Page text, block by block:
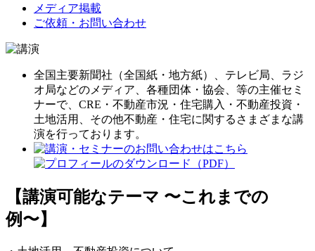
メディア掲載
ご依頼・お問い合わせ
全国主要新聞社（全国紙・地方紙）、テレビ局、ラジ
オ局などのメディア、各種団体・協会、等の主催セミ
ナーで、CRE・不動産市況・住宅購入・不動産投資・
土地活用、その他不動産・住宅に関するさまざまな講
演を行っております。
【講演可能なテーマ 〜これまでの
例〜】